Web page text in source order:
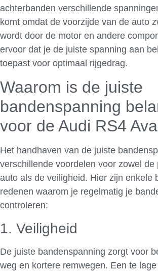
achterbanden verschillende
komt omdat de voorzijde van de auto
wordt door de motor en andere
ervoor dat je de juiste spanning aan
toepast voor optimaal rijgedrag.
Waarom is de juiste
bandenspanning
voor de Audi RS4
Het handhaven van de juiste
verschillende voordelen voor zowel de
auto als de veiligheid. Hier zijn enkele
redenen waarom je regelmatig je
controleren:
1. Veiligheid
De juiste bandenspanning zorgt voor
weg en kortere remwegen. Een te